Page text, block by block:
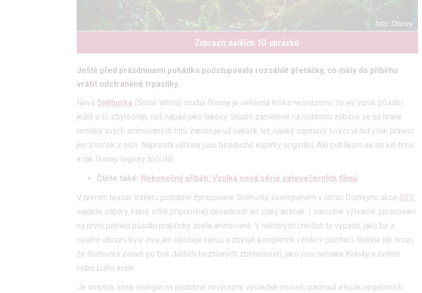
Disney
Zobrazit dalších 10 obrázků
Ještě před prázdninami pohádka podstupovala rozsáhlé přetáčky, co měly do příběhu
vrátit odstraněné trpaslíky.
Nová Sněhurka (Snow White) studia Disney je ověšená tolika nesnázemi, že její vznik působí
ještě o to zbytečněji, než nápad jako takový. Studio zaměřené na rodinnou zábavu se na hrané
remaky svých animovaných hitů zaměřuje už několik let, nějaký zajímavý tvůrčí vklad však přinesl
jen zlomek z nich. Naprostá většina jsou bezduché kopírky originálu. Ale publikum se do kin hrne,
a tak Disney logicky točí dál.
Čtěte také: Nekonečný příběh: Vzniká nová série celovečerních filmů
V prvním teaser traileru podobně zpracované Sněhurky, uveřejněném v rámci Disneyho akce D23,
najdete záběry, které silně připomínají devadesát let starý animák. I samotné výtvarné zpracování
na první pohled působí prakticky zcela animovaně. V některých chvílích to vypadá, jako by z
celého obrazu byly živé jen obličeje herců a zbytek kompletně vznikl v počítači. Reálně tak hrozí,
že Sněhurka zařadí po bok dalších beztvarých zbytečností, jako jsou remake Krásky a zvířete
nebo Lvího krále.
Je smutné, kolik energie na podobně nevýrazný výsledek muselo padnout a kolik negativních